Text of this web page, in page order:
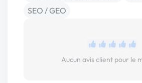
SEO / GEO
Aucun avis client pour le